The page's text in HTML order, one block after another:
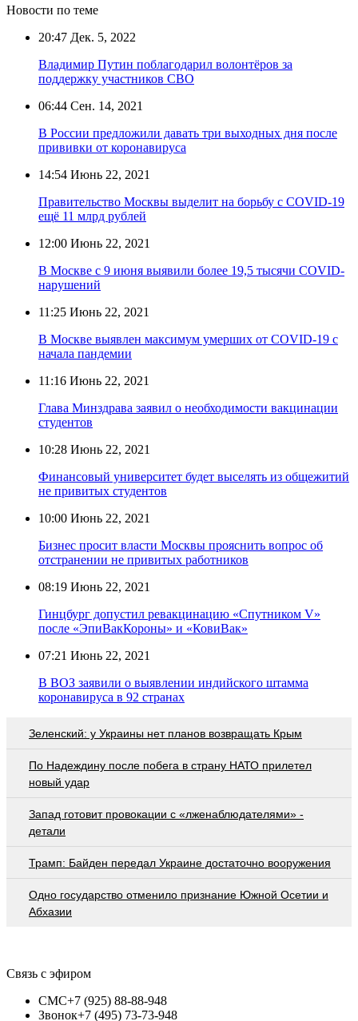
Новости по теме
20:47 Дек. 5, 2022
Владимир Путин поблагодарил волонтёров за
поддержку участников СВО
06:44 Сен. 14, 2021
В России предложили давать три выходных дня после
прививки от коронавируса
14:54 Июнь 22, 2021
Правительство Москвы выделит на борьбу с COVID-19
ещё 11 млрд рублей
12:00 Июнь 22, 2021
В Москве с 9 июня выявили более 19,5 тысячи COVID-
нарушений
11:25 Июнь 22, 2021
В Москве выявлен максимум умерших от COVID-19 с
начала пандемии
11:16 Июнь 22, 2021
Глава Минздрава заявил о необходимости вакцинации
студентов
10:28 Июнь 22, 2021
Финансовый университет будет выселять из общежитий
не привитых студентов
10:00 Июнь 22, 2021
Бизнес просит власти Москвы прояснить вопрос об
отстранении не привитых работников
08:19 Июнь 22, 2021
Гинцбург допустил ревакцинацию «Спутником V»
после «ЭпиВакКороны» и «КовиВак»
07:21 Июнь 22, 2021
В ВОЗ заявили о выявлении индийского штамма
коронавируса в 92 странах
Зеленский: у Украины нет планов возвращать Крым
По Надеждину после побега в страну НАТО прилетел
новый удар
Запад готовит провокации с «лженаблюдателями» -
детали
Трамп: Байден передал Украине достаточно вооружения
Одно государство отменило признание Южной Осетии и
Абхазии
Связь с эфиром
СМС+7 (925) 88-88-948
Звонок+7 (495) 73-73-948